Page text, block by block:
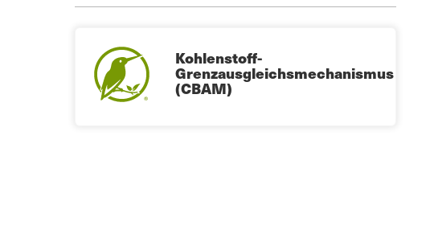
Kohlenstoff-
Grenzausgleichsmechanismus
(CBAM)